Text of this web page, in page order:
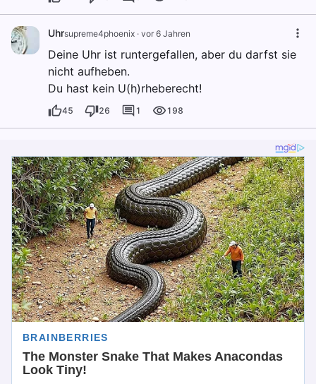
Uhrsupreme4phoenix · vor 6 Jahren
Deine Uhr ist runtergefallen, aber du darfst sie
nicht aufheben.
Du hast kein U(h)rheberecht!
45 26 1 198